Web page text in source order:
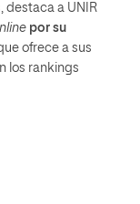
destaca a UNIR
por su
ofrece a sus
los rankings